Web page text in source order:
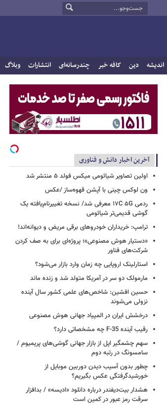
اندیشه دین کافه خبر چندرسانه‌ای انتشارات وبلاگ
آخرین اخبار دانش و فناوری
اولین تصاویر شیائومی میکس فولد ۵ منتشر شد
ون لوکس چینی با آپشن قهوه‌ساز /عکس
ردمی ۱۷C ۵G معرفی شد/ نسخه تغییرنام‌یافته یک
گوشی قدیمی‌تر شیائومی
ترامپ: خریداران خودروهای برقی مریض و دیوانه‌اند!
«دستیار هوش مصنوعی»؛ پروژه‌ای برای به صف کردن
شرکت‌های فناور
استارلینک اروپایی چه زمان وارد بازار می‌شود؟
مارمولک دو سر در آمریکا متولد شد و زنده ماند
حسین افشین: شاخص‌های علمی کشور سال آینده
نزولی می‌شوند
درخشش ایران در المپیاد جهانی هوش مصنوعی
رقیب آینده F-35 چه مشخصاتی دارد؟
سهم چشمگیر اپل از بازار جهانی گوشی‌های پریمیوم /
سامسونگ در رتبه دوم
چطور بدون آسیب دیدن دوربین موبایل از
خورشیدگرفتگی عکس بگیریم؟
هشدار بیت‌دیفندر درباره دانلود «ادیسه» / بدافزار
سرقت رمز عبور در کمین است